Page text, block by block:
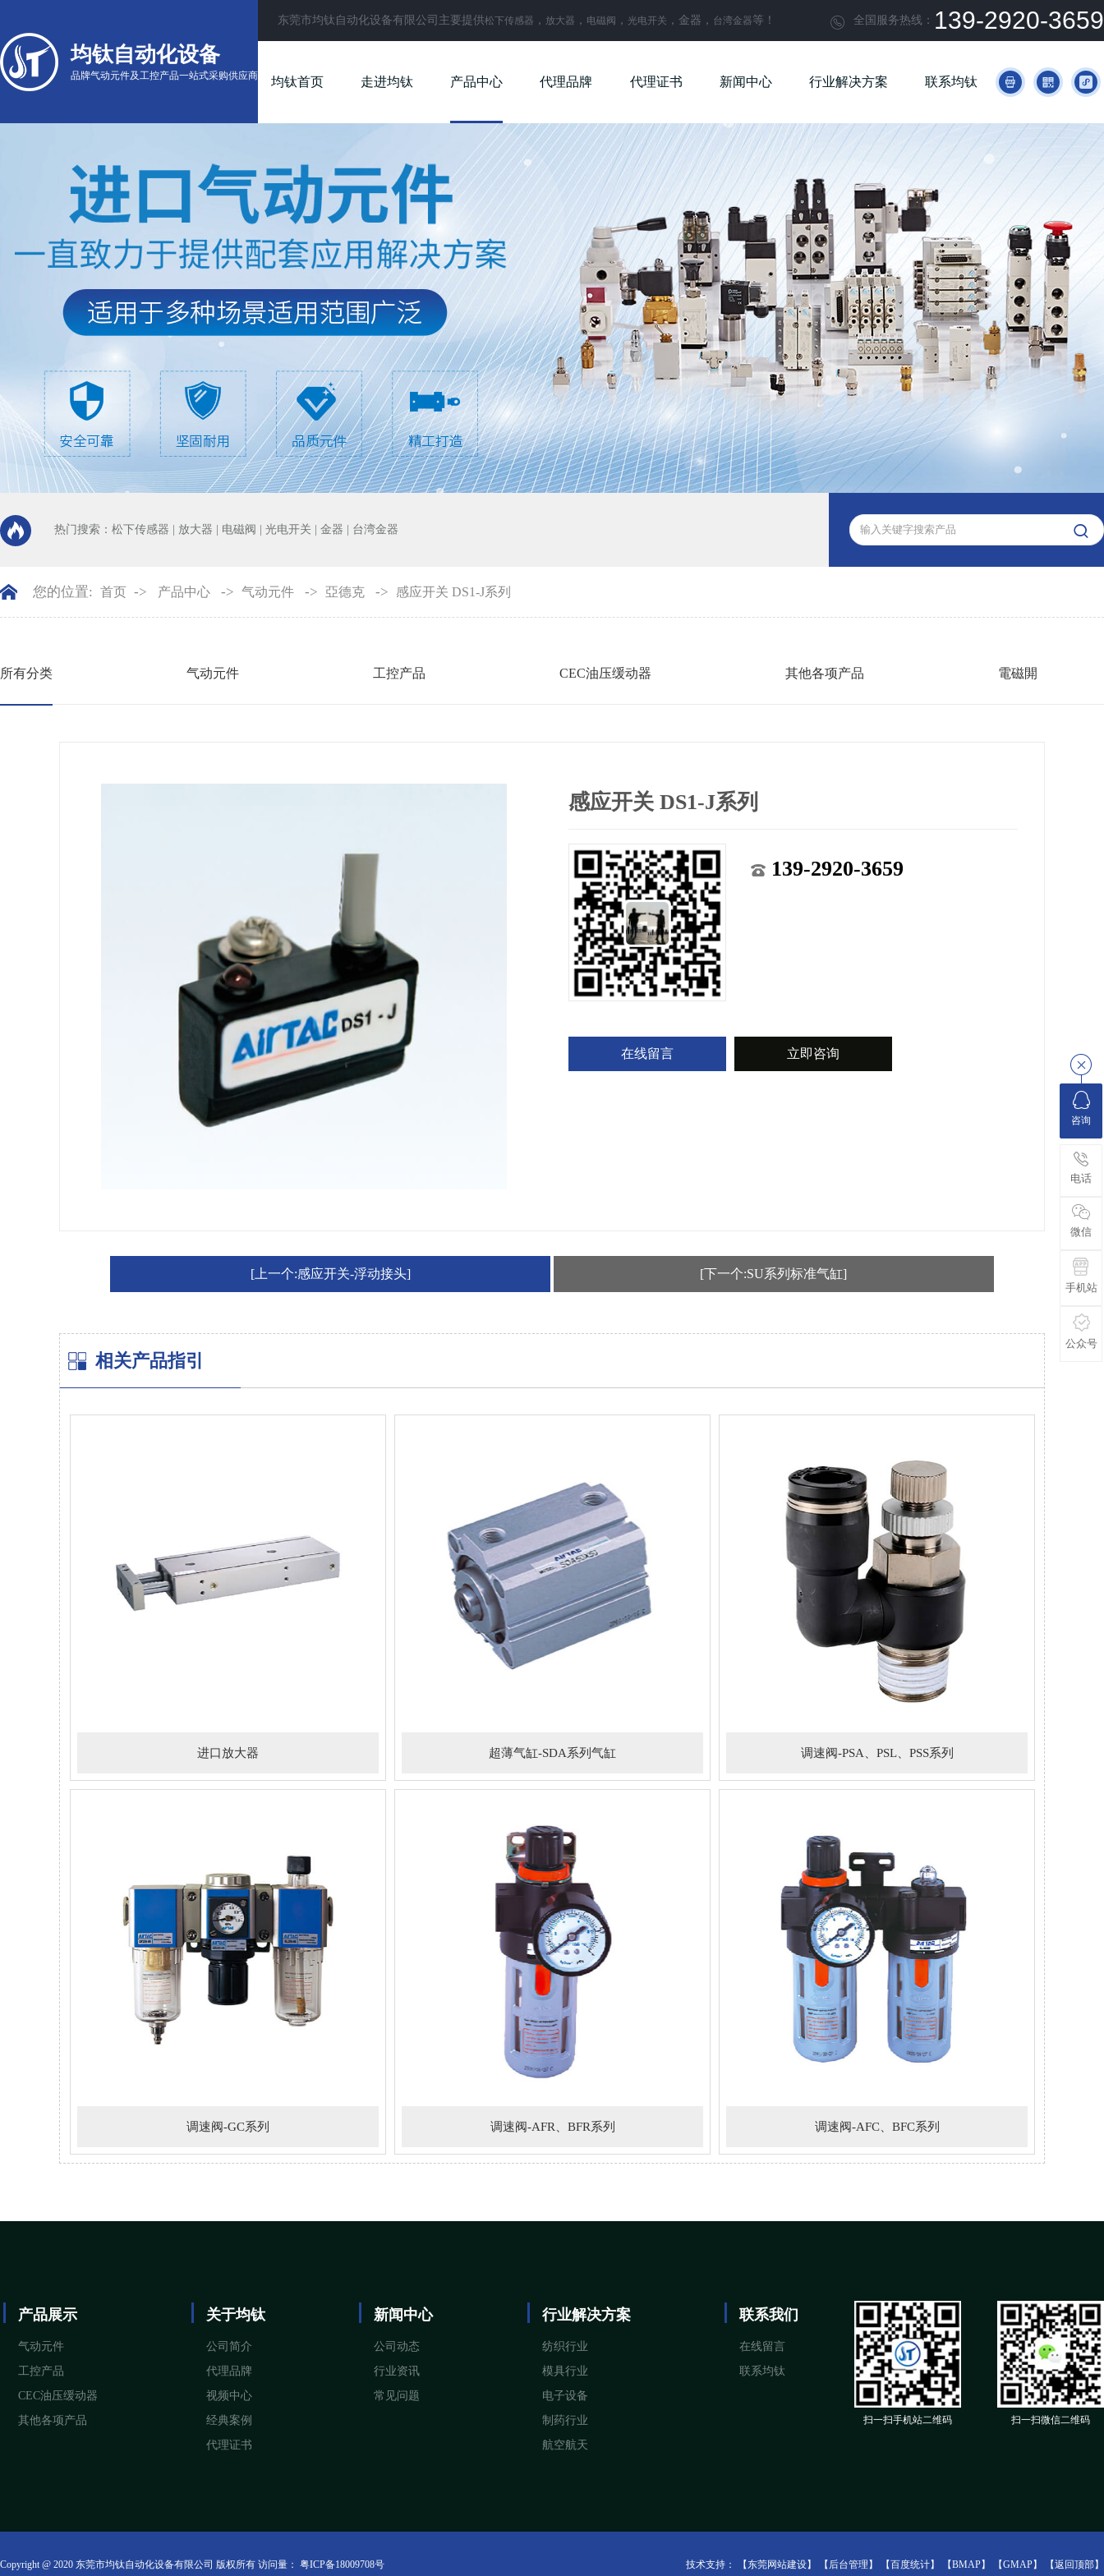
均钛自动化设备
品牌气动元件及工控产品一站式采购供应商
东莞市均钛自动化设备有限公司主要提供松下传感器 ， 放大器 ， 电磁阀 ， 光电开关 ，金器， 台湾金器等！  全国服务热线： 139-2920-3659
均钛首页 走进均钛 产品中心 代理品牌 代理证书 新闻中心 行业解决方案 联系均钛   
热门搜索： 松下传感器 放大器 电磁阀 光电开关 金器 台湾金器 
您的位置: 首页 -> 产品中心 -> 气动元件 -> 亞德克 -> 感应开关 DS1-J系列
所有分类 气动元件 工控产品 CEC油压缓动器 其他各项产品 電磁閞
感应开关 DS1-J系列
139-2920-3659
在线留言 立即咨询
[上一个:感应开关-浮动接头] [下一个:SU系列标准气缸]
相关产品指引
进口放大器 超薄气缸-SDA系列气缸 调速阀-PSA、PSL、PSS系列
调速阀-GC系列 调速阀-AFR、BFR系列 调速阀-AFC、BFC系列
产品展示
气动元件
工控产品
CEC油压缓动器
其他各项产品
关于均钛
公司简介
代理品牌
视频中心
经典案例
代理证书
新闻中心
公司动态
行业资讯
常见问题
行业解决方案
纺织行业
模具行业
电子设备
制药行业
航空航天
联系我们
在线留言
联系均钛
扫一扫手机站二维码 扫一扫微信二维码
Copyright @ 2020 东莞市均钛自动化设备有限公司 版权所有 访问量： 粤ICP备18009708号 技术支持： 【东莞网站建设】 【后台管理】 【百度统计】 【BMAP】 【GMAP】 【返回顶部】
咨询
电话
微信
手机站
公众号